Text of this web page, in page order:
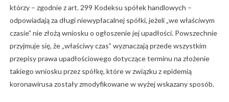
którzy – zgodnie z art. 299 Kodeksu spółek handlowych –
odpowiadają za długi niewypłacalnej spółki, jeżeli „we właściwym
czasie” nie złożą wniosku o ogłoszenie jej upadłości. Powszechnie
przyjmuje się, że „właściwy czas” wyznaczają przede wszystkim
przepisy prawa upadłościowego dotyczące terminu na złożenie
takiego wniosku przez spółkę, które w związku z epidemią
koronawirusa zostały zmodyfikowane w wyżej wskazany sposób.